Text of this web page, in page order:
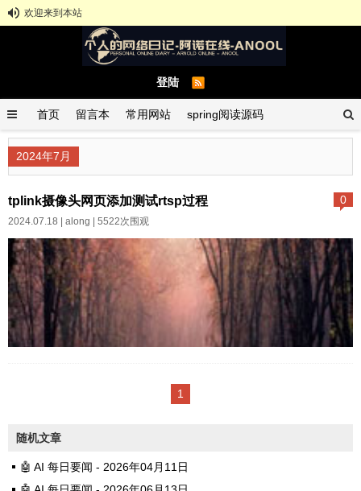
欢迎来到本站
登陆
首页 留言本 常用网站 spring阅读源码
spring示例demo
2024年7月
0
tplink摄像头网页添加测试rtsp过程
2024.07.18 | along | 5522次围观
官网下载安防软件https://security.
在设备列表-未添加设备里，刷新
1
随机文章
🤖 AI 每日要闻 - 2026年04月11日